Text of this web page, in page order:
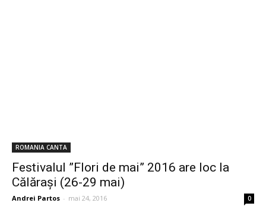
ROMANIA CANTA
Festivalul ”Flori de mai” 2016 are loc la
Călărași (26-29 mai)
Andrei Partos - mai 24, 2016 0